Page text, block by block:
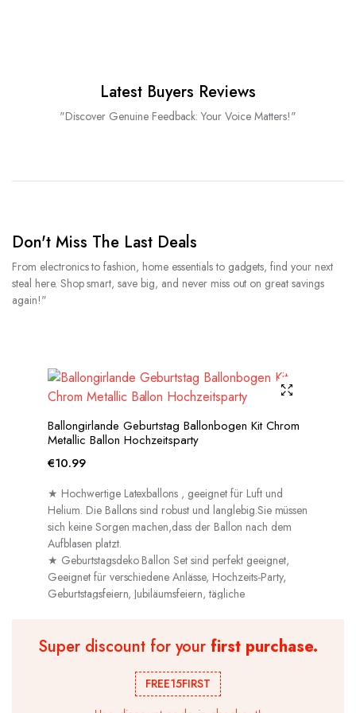
Latest Buyers Reviews
"Discover Genuine Feedback: Your Voice Matters!"
Don't Miss The Last Deals
From electronics to fashion, home essentials to gadgets, find your next
steal here. Shop smart, save big, and never miss out on great savings
again!"
Ballongirlande Geburtstag Ballonbogen Kit Chrom
Metallic Ballon Hochzeitsparty
€10.99
★ Hochwertige Latexballons , geeignet für Luft und
Helium. Die Ballons sind robust und langlebig.Sie müssen
sich keine Sorgen machen,dass der Ballon nach dem
Aufblasen platzt.
★ Geburtstagsdeko Ballon Set sind perfekt geeignet,
Geeignet für verschiedene Anlässe, Hochzeits-Party,
Geburtstagsfeiern, Jubiläumsfeiern, tägliche
Super discount for yourfirst purchase.
FREE15FIRST